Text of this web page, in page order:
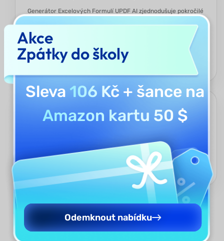
Generátor Excelových Formulí UPDF AI zjednodušuje pokročilé
poskytováním příkladů funguje jak jako praktický nástroj, tak
jako zdroj pro učení. Pomáhá uživatelům zlepšovat své
dovednosti a jistě se vyrovnávat s sofistikovanými funkcemi
tabulek.
Škálovatelné Správa Dat
Generátor Excelových Formulí UPDF zefektivňuje práci s
a manuální úsilí. Formule lze rychle aktualizovat, jakmile se
data změní, což je ideální pro dynamická prostředí. To zajišťuje
přesnou a efektivní analýzu, i když pracujete se složitými nebo
často se měnícími údaji v tabulkách.
Akce
Zpátky do školy
Sleva 106 Kč + šance na
Amazon kartu 50 $
Odemknout nabídku